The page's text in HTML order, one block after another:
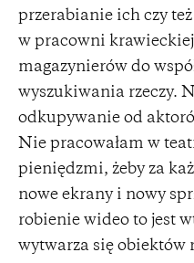
przerabianie ich czy
w pracowni
magazynierów do
wyszukiwania rzeczy.
odkupywanie od
Nie pracowałam w
pieniędzmi, żeby za
nowe ekrany i nowy
robienie wideo to jest
wytwarza się obiektów